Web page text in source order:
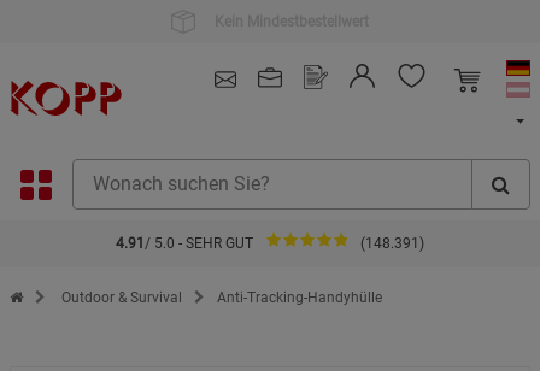
4.91 / 5.0 - SEHR GUT (148.391)
Zur Startseite des Kopp Verlag Online-Shop
Outdoor & Survival Anti-Tracking-Handyhülle